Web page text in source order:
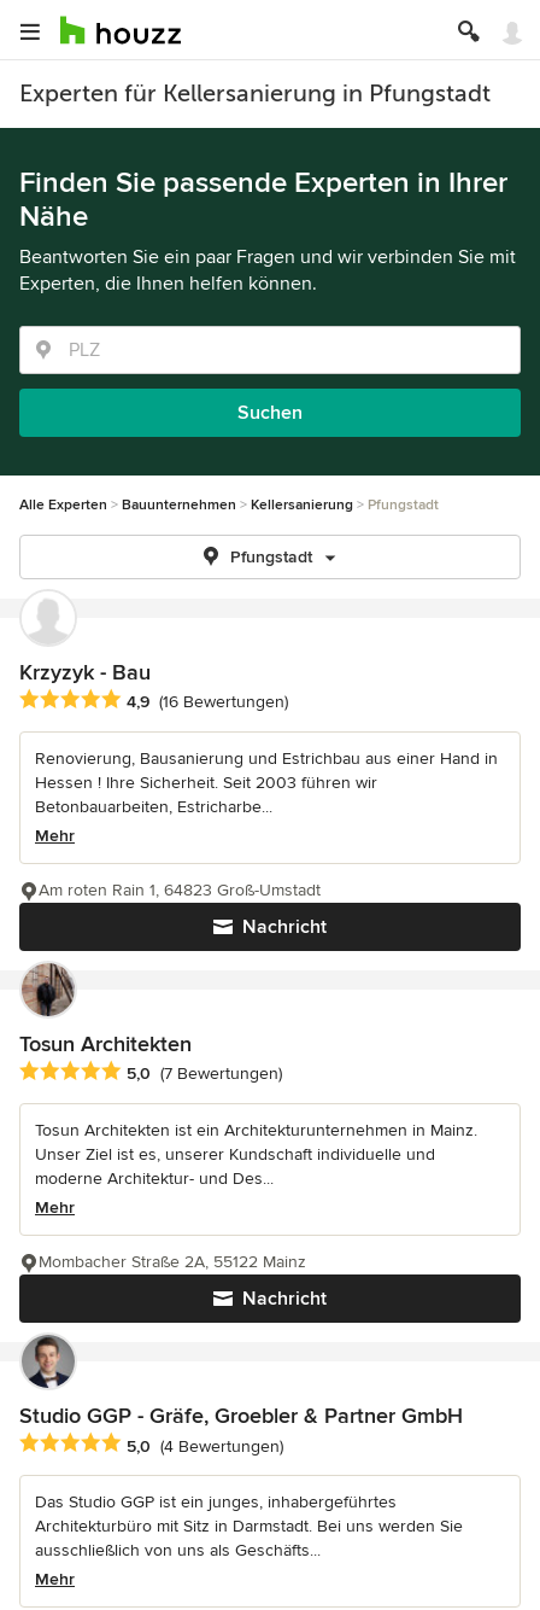
Experten für Kellersanierung in Pfungstadt
Finden Sie passende Experten in Ihrer
Nähe
Beantworten Sie ein paar Fragen und wir verbinden Sie mit
Experten, die Ihnen helfen können.
Suchen
Alle Experten Bauunternehmen Kellersanierung Pfungstadt
Pfungstadt
Krzyzyk - Bau
Durchschnittliche Bewertung: 4.9 von 5 Sternen
4,9 (16 Bewertungen)
Renovierung, Bausanierung und Estrichbau aus einer Hand in
Hessen ! Ihre Sicherheit. Seit 2003 führen wir
Betonbauarbeiten, Estricharbe...
Mehr
Nachricht
Am roten Rain 1, 64823 Groß-Umstadt
Tosun Architekten
Durchschnittliche Bewertung: 5 von 5 Sternen
5,0 (7 Bewertungen)
Tosun Architekten ist ein Architekturunternehmen in Mainz.
Unser Ziel ist es, unserer Kundschaft individuelle und
moderne Architektur- und Des...
Mehr
Nachricht
Mombacher Straße 2A, 55122 Mainz
Studio GGP - Gräfe, Groebler & Partner GmbH
Durchschnittliche Bewertung: 5 von 5 Sternen
5,0 (4 Bewertungen)
Das Studio GGP ist ein junges, inhabergeführtes
Architekturbüro mit Sitz in Darmstadt. Bei uns werden Sie
ausschließlich von uns als Geschäfts...
Mehr